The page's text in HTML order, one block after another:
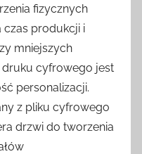
fizycznych
czas produkcji i
mniejszych
druku cyfrowego jest
personalizacji.
z pliku cyfrowego
drzwi do tworzenia